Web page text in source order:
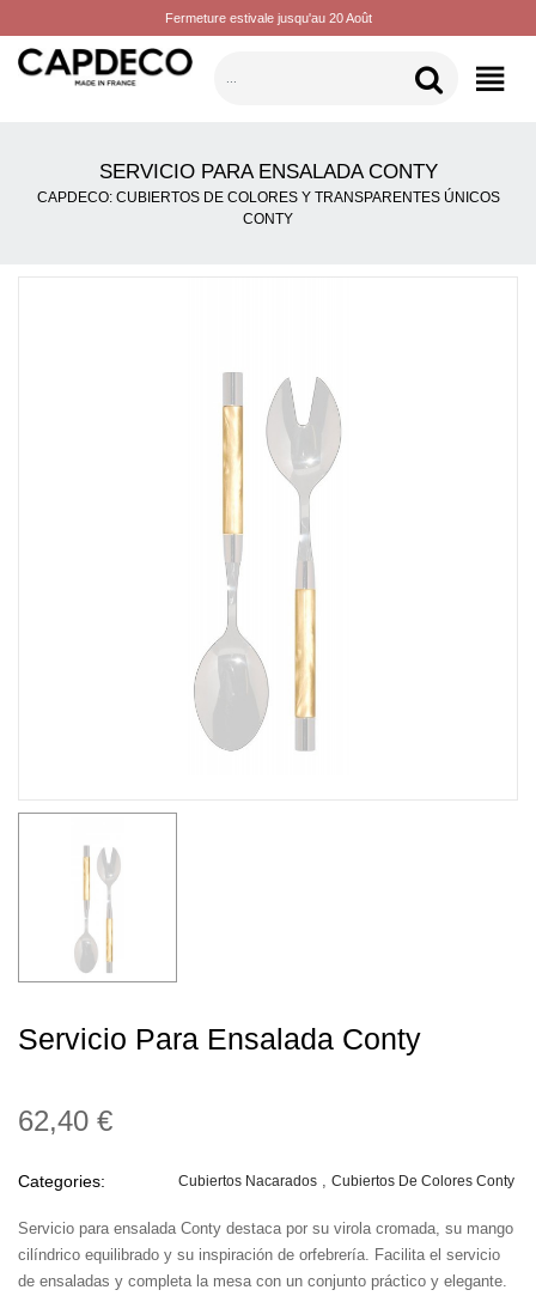
Fermeture estivale jusqu'au 20 Août
CATEGORÍAS
SERVICIO PARA ENSALADA CONTY
CAPDECO: CUBIERTOS DE COLORES Y TRANSPARENTES ÚNICOS
CONTY
Servicio Para Ensalada Conty
62,40 €
Categories: Cubiertos Nacarados Cubiertos De Colores Conty
Servicio para ensalada Conty destaca por su virola cromada, su mango
cilíndrico equilibrado y su inspiración de orfebrería. Facilita el servicio
de ensaladas y completa la mesa con un conjunto práctico y elegante.